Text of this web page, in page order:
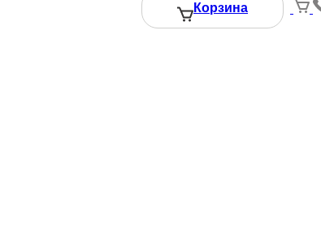
Корзина